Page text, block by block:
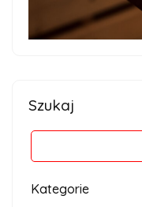
Szukaj
Kategorie